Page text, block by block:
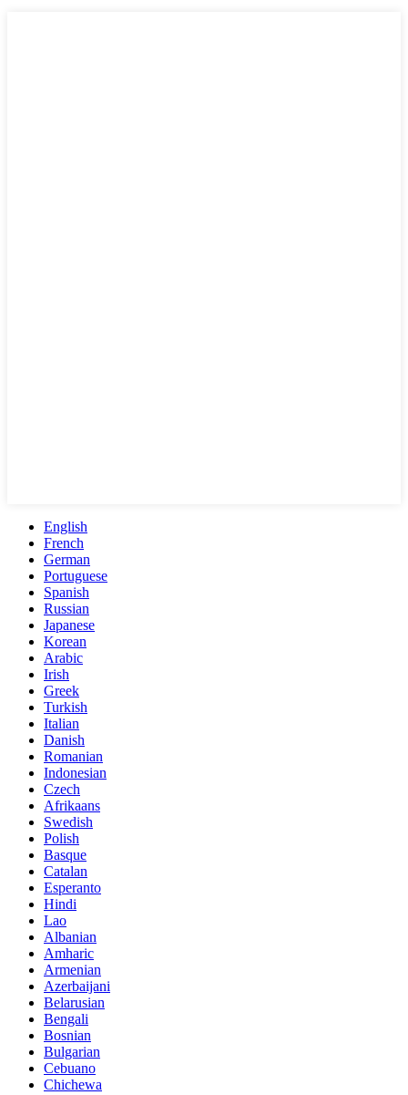
English
French
German
Portuguese
Spanish
Russian
Japanese
Korean
Arabic
Irish
Greek
Turkish
Italian
Danish
Romanian
Indonesian
Czech
Afrikaans
Swedish
Polish
Basque
Catalan
Esperanto
Hindi
Lao
Albanian
Amharic
Armenian
Azerbaijani
Belarusian
Bengali
Bosnian
Bulgarian
Cebuano
Chichewa